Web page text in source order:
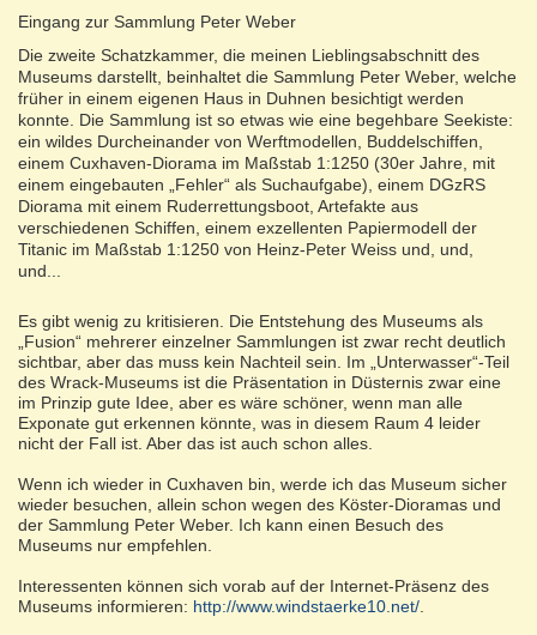
Eingang zur Sammlung Peter Weber
Die zweite Schatzkammer, die meinen Lieblingsabschnitt des
Museums darstellt, beinhaltet die Sammlung Peter Weber, welche
früher in einem eigenen Haus in Duhnen besichtigt werden
konnte. Die Sammlung ist so etwas wie eine begehbare Seekiste:
ein wildes Durcheinander von Werftmodellen, Buddelschiffen,
einem Cuxhaven-Diorama im Maßstab 1:1250 (30er Jahre, mit
einem eingebauten „Fehler“ als Suchaufgabe), einem DGzRS
Diorama mit einem Ruderrettungsboot, Artefakte aus
verschiedenen Schiffen, einem exzellenten Papiermodell der
Titanic im Maßstab 1:1250 von Heinz-Peter Weiss und, und,
und...
Es gibt wenig zu kritisieren. Die Entstehung des Museums als
„Fusion“ mehrerer einzelner Sammlungen ist zwar recht deutlich
sichtbar, aber das muss kein Nachteil sein. Im „Unterwasser“-Teil
des Wrack-Museums ist die Präsentation in Düsternis zwar eine
im Prinzip gute Idee, aber es wäre schöner, wenn man alle
Exponate gut erkennen könnte, was in diesem Raum 4 leider
nicht der Fall ist. Aber das ist auch schon alles.
Wenn ich wieder in Cuxhaven bin, werde ich das Museum sicher
wieder besuchen, allein schon wegen des Köster-Dioramas und
der Sammlung Peter Weber. Ich kann einen Besuch des
Museums nur empfehlen.
Interessenten können sich vorab auf der Internet-Präsenz des
Museums informieren: http://www.windstaerke10.net/.